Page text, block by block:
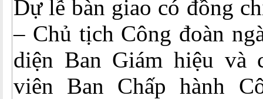
Dự lễ bàn giao có đồng
– Chủ tịch Công đoàn
diện Ban Giám hiệu và
viên Ban Chấp hành